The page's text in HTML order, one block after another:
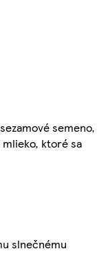
semeno,
ktoré sa
slnečnému